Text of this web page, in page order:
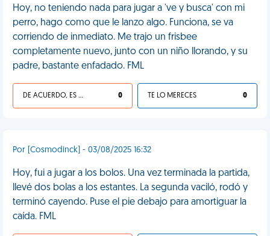
Hoy, no teniendo nada para jugar a 've y busca' con mi
perro, hago como que le lanzo algo. Funciona, se va
corriendo de inmediato. Me trajo un frisbee
completamente nuevo, junto con un niño llorando, y su
padre, bastante enfadado. FML
DE ACUERDO, ES UNA VIDA HP 0 TE LO MERECES 0
Por [Cosmodinck] - 03/08/2025 16:32
Hoy, fui a jugar a los bolos. Una vez terminada la partida,
llevé dos bolas a los estantes. La segunda vaciló, rodó y
terminó cayendo. Puse el pie debajo para amortiguar la
caída. FML